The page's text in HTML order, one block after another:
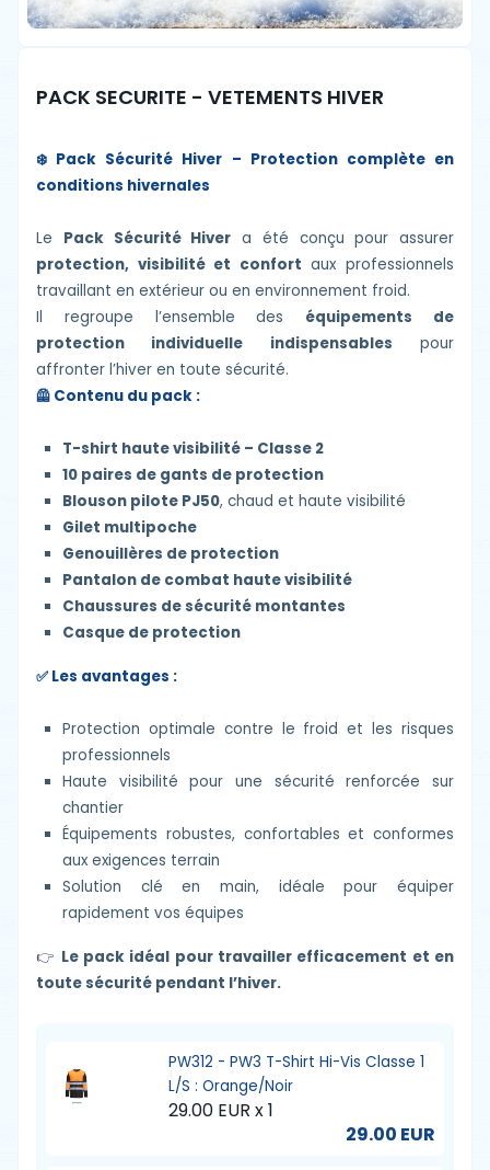
PACK SECURITE - VETEMENTS HIVER
❄️ Pack Sécurité Hiver – Protection complète en
conditions hivernales
Le Pack Sécurité Hiver a été conçu pour assurer
protection, visibilité et confort aux professionnels
travaillant en extérieur ou en environnement froid.
Il regroupe l’ensemble des équipements de
protection individuelle indispensables pour
affronter l’hiver en toute sécurité.
🦺 Contenu du pack :
T-shirt haute visibilité – Classe 2
10 paires de gants de protection
Blouson pilote PJ50, chaud et haute visibilité
Gilet multipoche
Genouillères de protection
Pantalon de combat haute visibilité
Chaussures de sécurité montantes
Casque de protection
✅ Les avantages :
Protection optimale contre le froid et les risques
professionnels
Haute visibilité pour une sécurité renforcée sur
chantier
Équipements robustes, confortables et conformes
aux exigences terrain
Solution clé en main, idéale pour équiper
rapidement vos équipes
👉 Le pack idéal pour travailler efficacement et en
toute sécurité pendant l’hiver.
PW312 - PW3 T-Shirt Hi-Vis Classe 1
L/S : Orange/Noir
29.00 EUR x 1
29.00 EUR